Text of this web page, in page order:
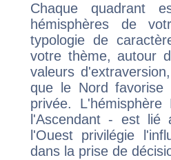
Chaque quadrant
hémisphères de
typologie de
votre thème, autour
valeurs
que le Nord favorise
privée.
l'Ascendant - est
l'Ouest privilégie
dans la prise de